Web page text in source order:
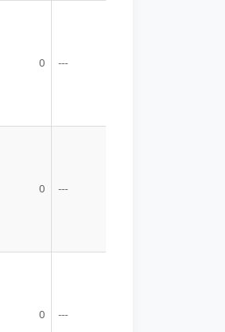
0 ---
0 ---
0 ---